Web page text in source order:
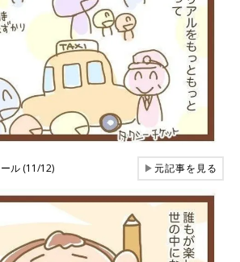
ル (11/12) ▶元記事を見る